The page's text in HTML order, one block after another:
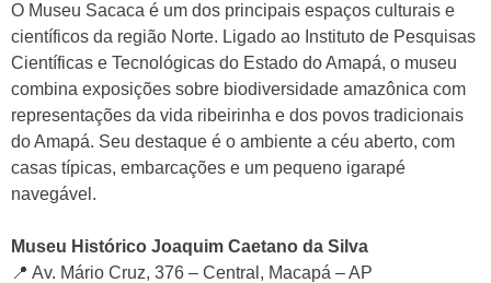
O Museu Sacaca é um dos principais espaços culturais e
científicos da região Norte. Ligado ao Instituto de Pesquisas
Científicas e Tecnológicas do Estado do Amapá, o museu
combina exposições sobre biodiversidade amazônica com
representações da vida ribeirinha e dos povos tradicionais
do Amapá. Seu destaque é o ambiente a céu aberto, com
casas típicas, embarcações e um pequeno igarapé
navegável.
Museu Histórico Joaquim Caetano da Silva
📍 Av. Mário Cruz, 376 – Central, Macapá – AP